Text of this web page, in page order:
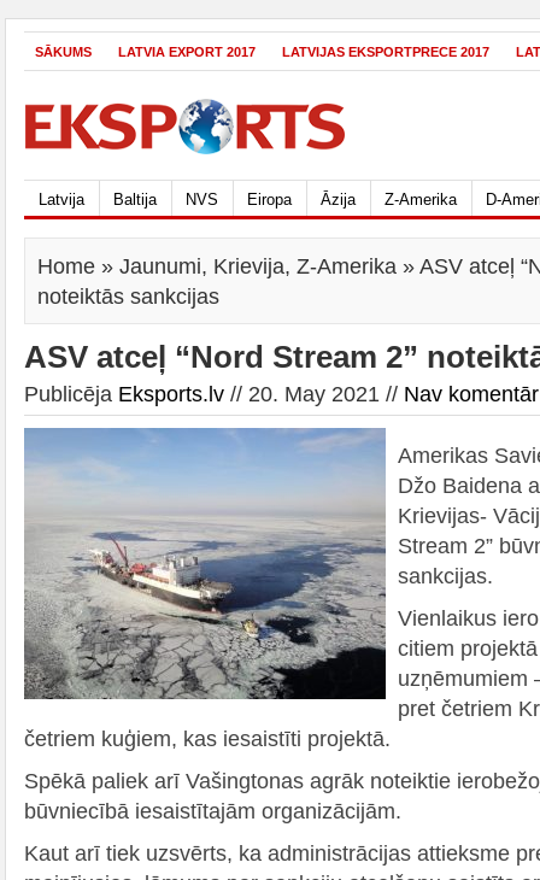
SĀKUMS LATVIA EXPORT 2017 LATVIJAS EKSPORTPRECE 2017
Latvija Baltija NVS Eiropa Āzija Z-Amerika D-
Home » Jaunumi, Krievija, Z-Amerika » ASV atceļ
noteiktās sankcijas
ASV atceļ “Nord Stream 2”
Publicēja Eksports.lv // 20. May 2021 // Nav
Amerikas
Džo Baidena
Krievijas-
Stream 2”
sankcijas.
Vienlaikus
citiem
uzņēmumiem
pret četriem
četriem kuģiem, kas iesaistīti projektā.
Spēkā paliek arī Vašingtonas agrāk noteiktie
būvniecībā iesaistītajām organizācijām.
Kaut arī tiek uzsvērts, ka administrācijas attieksme